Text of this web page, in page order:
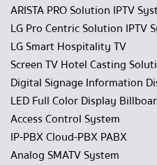
ARISTA PRO Solution IPTV
LG Pro Centric Solution IPTV
LG Smart Hospitality TV
Screen TV Hotel Casting
Digital Signage Information
LED Full Color Display
Access Control System
IP-PBX Cloud-PBX PABX
Analog SMATV System